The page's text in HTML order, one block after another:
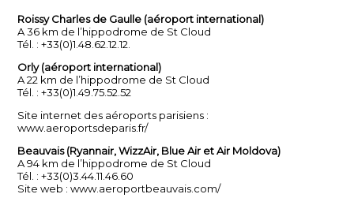
Roissy Charles de Gaulle (aéroport international)
A 36 km de l’hippodrome de St Cloud
Tél. : +33(0)1.48.62.12.12.
Orly (aéroport international)
A 22 km de l’hippodrome de St Cloud
Tél. : +33(0)1.49.75.52.52
Site internet des aéroports parisiens :
www.aeroportsdeparis.fr/
Beauvais (Ryannair, WizzAir, Blue Air et Air Moldova)
A 94 km de l’hippodrome de St Cloud
Tél. : +33(0)3.44.11.46.60
Site web :www.aeroportbeauvais.com/